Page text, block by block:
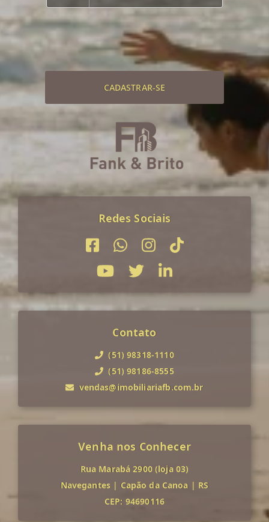
CADASTRAR-SE
Redes Sociais
Contato
(51) 98318-1110
(51) 98186-8555
vendas@imobiliariafb.com.br
Venha nos Conhecer
Rua Marabá 2900 (loja 03)
Navegantes | Capão da Canoa | RS
CEP: 94690116